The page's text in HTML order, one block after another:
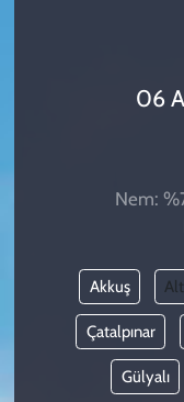
06
Nem:
Akkuş
Çatalpınar
Gülyalı